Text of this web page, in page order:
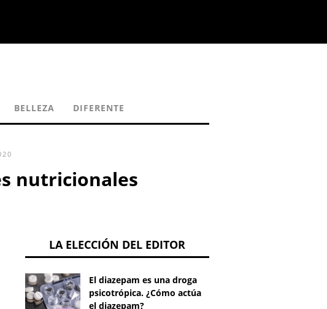
BELLEZA DIFERENTE
nutricionales
LA ELECCIÓN DEL EDITOR
El diazepam es una droga
psicotrópica. ¿Cómo actúa
el diazepam?